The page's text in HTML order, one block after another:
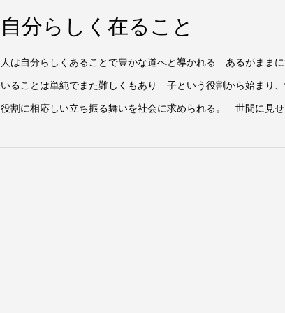
自分らしく在ること
人は自分らしくあることで豊かな道へと導かれる あるがま
いることは単純でまた難しくもあり 子という役割から始まり
役割に相応しい立ち振る舞いを社会に求められる。 世間に見